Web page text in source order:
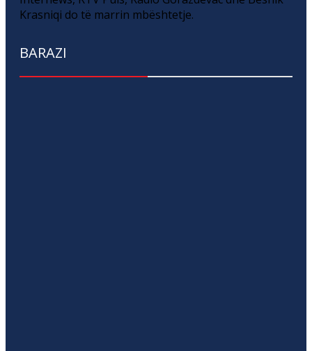
Krasniqi do të marrin mbështetje.
BARAZI